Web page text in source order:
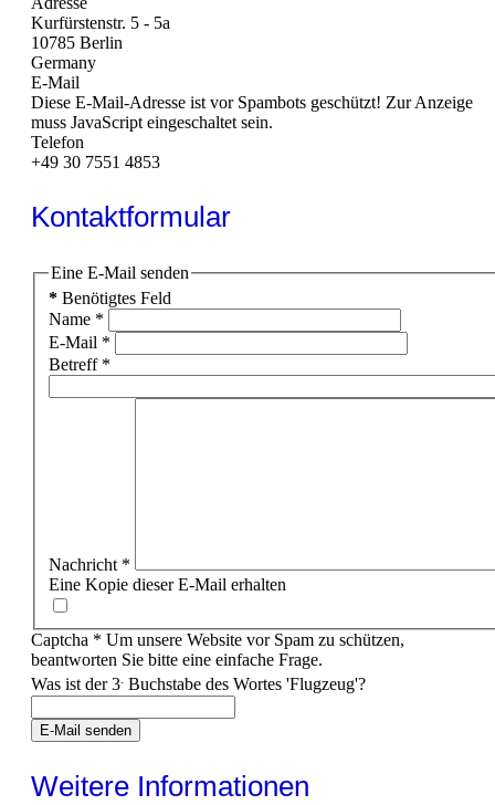
Kurfürstenstr. 5 - 5a
10785 Berlin
Germany
E-Mail
Diese E-Mail-Adresse ist vor Spambots geschützt! Zur Anzeige
muss JavaScript eingeschaltet sein.
Telefon
+49 30 7551 4853
Kontaktformular
Eine E-Mail senden
* Benötigtes Feld
Name *
E-Mail *
Betreff*
Nachricht*
Eine Kopie dieser E-Mail erhalten
Captcha * Um unsere Website vor Spam zu schützen,
beantworten Sie bitte eine einfache Frage.
Was ist der 3. Buchstabe des Wortes 'Flugzeug'?
E-Mail senden
Weitere Informationen